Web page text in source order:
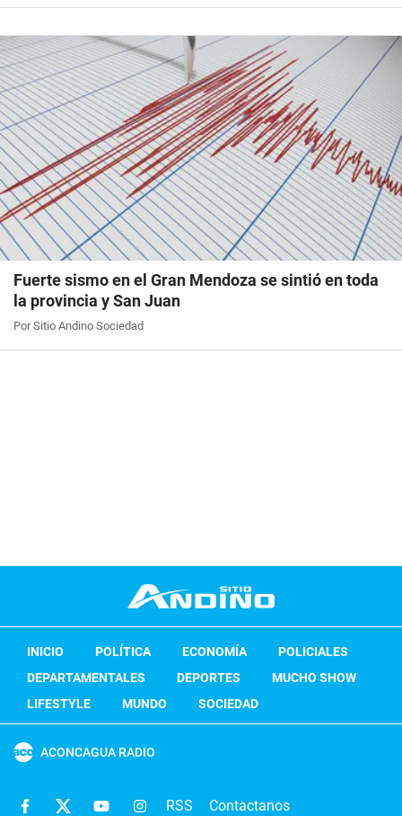
Fuerte sismo en el Gran Mendoza se sintió en toda
la provincia y San Juan
Por Sitio Andino Sociedad
INICIO POLÍTICA ECONOMÍA
POLICIALES
DEPARTAMENTALES
DEPORTES
MUCHO SHOW
LIFESTYLE
MUNDO SOCIEDAD
ACONCAGUA RADIO
RSS Contactanos